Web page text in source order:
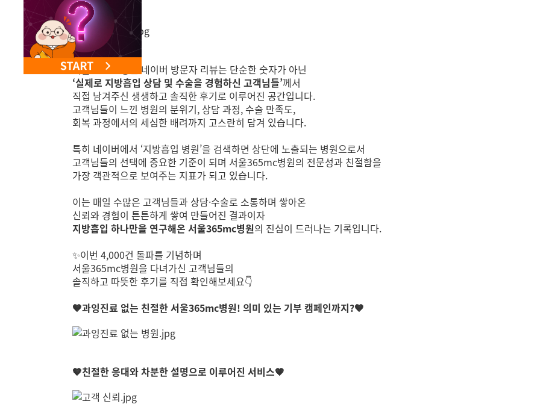
서울365mc병원 네이버 방문자 리뷰는 단순한 숫자가 아닌
‘실제로 지방흡입 상담 및 수술을 경험하신 고객님들’께서
직접 남겨주신 생생하고 솔직한 후기로 이루어진 공간입니다.
고객님들이 느낀 병원의 분위기, 상담 과정, 수술 만족도,
회복 과정에서의 세심한 배려까지 고스란히 담겨 있습니다.
특히 네이버에서 ‘지방흡입 병원’을 검색하면 상단에 노출되는 병원으로서
고객님들의 선택에 중요한 기준이 되며 서울365mc병원의 전문성과 친절함을
가장 객관적으로 보여주는 지표가 되고 있습니다.
이는 매일 수많은 고객님들과 상담·수술로 소통하며 쌓아온
신뢰와 경험이 튼튼하게 쌓여 만들어진 결과이자
지방흡입 하나만을 연구해온 서울365mc병원의 진심이 드러나는 기록입니다.
✨이번 4,000건 돌파를 기념하며
서울365mc병원을 다녀가신 고객님들의
솔직하고 따뜻한 후기를 직접 확인해보세요👇
🧡과잉진료 없는 친절한 서울365mc병원! 의미 있는 기부 캠페인까지?🧡
🧡친절한 응대와 차분한 설명으로 이루어진 서비스🧡